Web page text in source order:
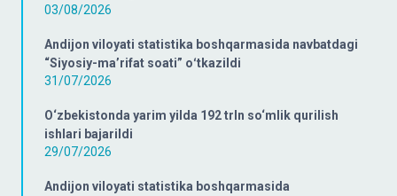
03/08/2026
Andijon viloyati statistika boshqarmasida navbatdagi
“Siyosiy-ma’rifat soati” oʻtkazildi
31/07/2026
O‘zbekistonda yarim yilda 192 trln so‘mlik qurilish
ishlari bajarildi
29/07/2026
Andijon viloyati statistika boshqarmasida